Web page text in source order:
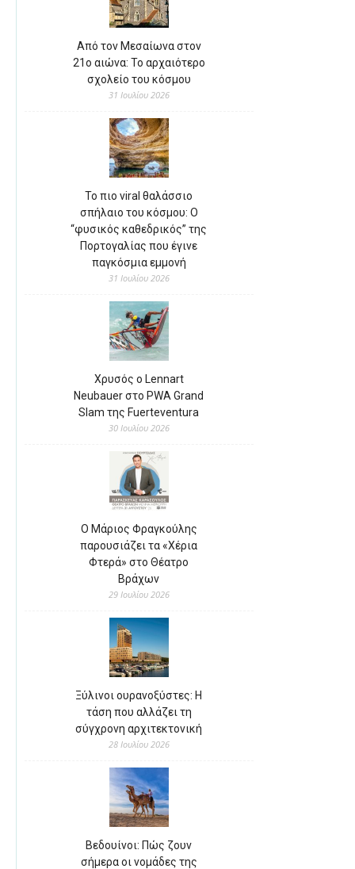
Από τον Μεσαίωνα στον
21ο αιώνα: Το αρχαιότερο
σχολείο του κόσμου
31 Ιουλίου 2026
Το πιο viral θαλάσσιο
σπήλαιο του κόσμου: Ο
“φυσικός καθεδρικός” της
Πορτογαλίας που έγινε
παγκόσμια εμμονή
31 Ιουλίου 2026
Χρυσός ο Lennart
Neubauer στο PWA Grand
Slam της Fuerteventura
30 Ιουλίου 2026
Ο Μάριος Φραγκούλης
παρουσιάζει τα «Χέρια
Φτερά» στο Θέατρο
Βράχων
29 Ιουλίου 2026
Ξύλινοι ουρανοξύστες: Η
τάση που αλλάζει τη
σύγχρονη αρχιτεκτονική
28 Ιουλίου 2026
Βεδουίνοι: Πώς ζουν
σήμερα οι νομάδες της